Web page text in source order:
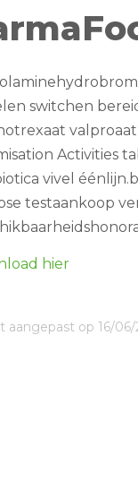
switchen
Activities
vivel
testaankoop
hier
aangepast op 16/06/